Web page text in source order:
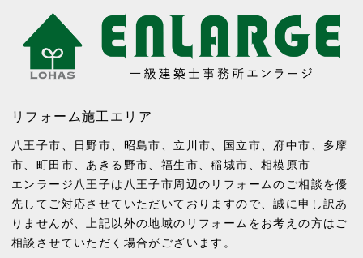
リフォーム施工エリア
八王子市 日野市 昭島市 立川市 国立市 府中市
多摩
市
町田市 あきる野市 福生市 、稲城市 、相模原市
エンラージ八王子は八王子市周辺のリフォームのご相談を優
先してご対応させていただいておりますので、誠に申し訳あ
りませんが、上記以外の地域のリフォームをお考えの方はご
相談させていただく場合がございます。